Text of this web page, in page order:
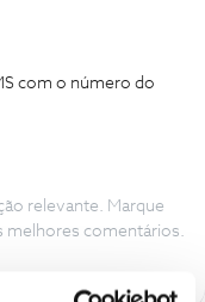
com o número do
relevante. Marque
melhores comentários.